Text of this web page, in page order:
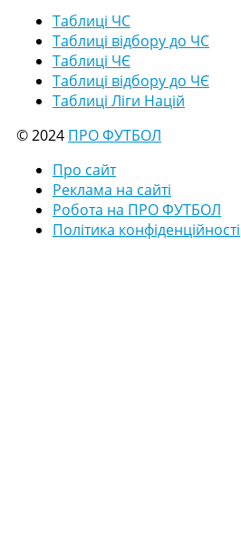
Таблиці ЧС
Таблиці відбору до ЧС
Таблиці ЧЄ
Таблиці відбору до ЧЄ
Таблиці Ліги Націй
© 2024 ПРО ФУТБОЛ
Про сайт
Реклама на сайті
Робота на ПРО ФУТБОЛ
Політика конфіденційності